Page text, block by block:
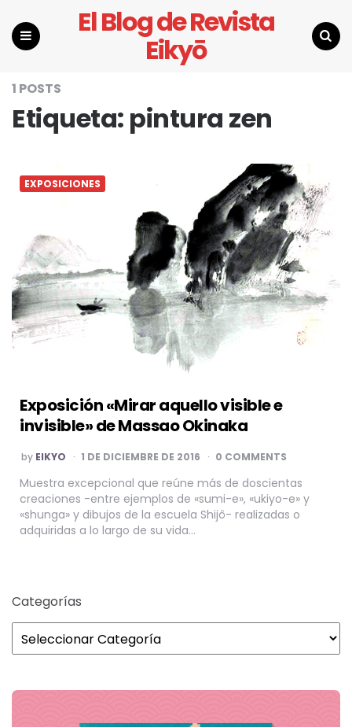
El Blog de Revista
Eikyō
1 POSTS
Etiqueta: pintura zen
EXPOSICIONES
Exposición «Mirar aquello visible e
invisible» de Massao Okinaka
POSTED
BY
by EIKYO 1 DE DICIEMBRE DE 2016 0 COMMENTS
Muestra excepcional que reúne más de doscientas
creaciones -entre ejemplos de «sumi-e», «ukiyo-e» y
«shunga» y dibujos de la escuela Shijô- realizadas o
adquiridas a lo largo de su vida…
Categorías